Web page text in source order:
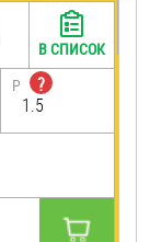
P
?
1.5
В СПИСОК